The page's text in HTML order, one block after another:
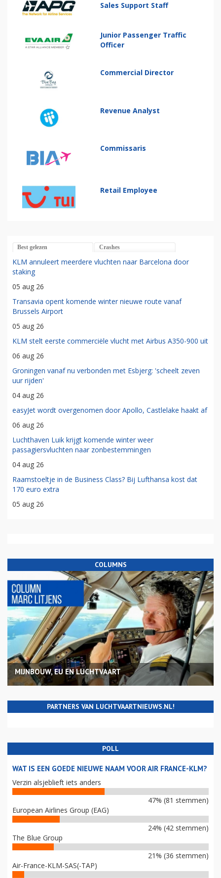
Sales Support Staff
Junior Passenger Traffic
Officer
Commercial Director
Revenue Analyst
Commissaris
Retail Employee
Best gelezen Crashes
KLM annuleert meerdere vluchten naar Barcelona door
staking
05 aug 26
Transavia opent komende winter nieuwe route vanaf
Brussels Airport
05 aug 26
KLM stelt eerste commerciële vlucht met Airbus A350-900 uit
06 aug 26
Groningen vanaf nu verbonden met Esbjerg: 'scheelt zeven
uur rijden'
04 aug 26
easyJet wordt overgenomen door Apollo, Castlelake haakt af
06 aug 26
Luchthaven Luik krijgt komende winter weer
passagiersvluchten naar zonbestemmingen
04 aug 26
Raamstoeltje in de Business Class? Bij Lufthansa kost dat
170 euro extra
05 aug 26
COLUMNS
MIJNBOUW, EU EN LUCHTVAART
PARTNERS VAN LUCHTVAARTNIEUWS.NL!
POLL
WAT IS EEN GOEDE NIEUWE NAAM VOOR AIR FRANCE-KLM?
Verzin alsjeblieft iets anders
47% (81 stemmen)
European Airlines Group (EAG)
24% (42 stemmen)
The Blue Group
21% (36 stemmen)
Air-France-KLM-SAS(-TAP)